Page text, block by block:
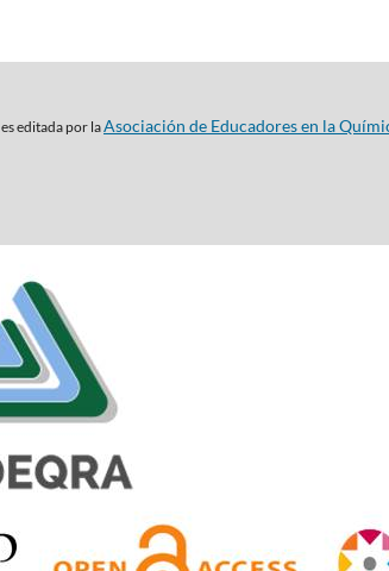
es editada por laAsociación de Educadores en la